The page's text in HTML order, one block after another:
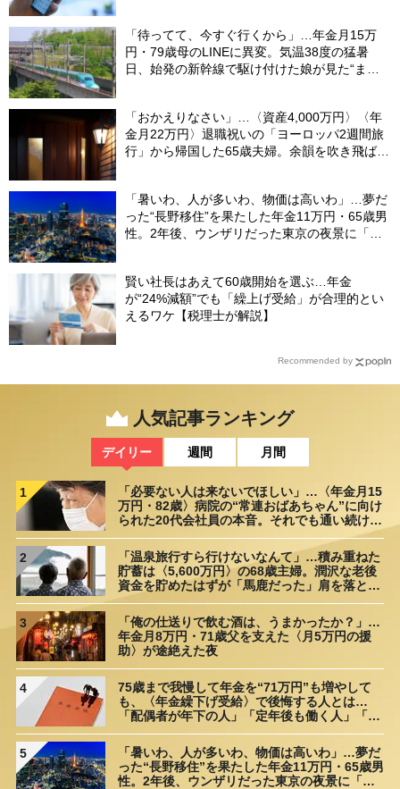
「待ってて、今すぐ行くから」…年金月15万
円・79歳母のLINEに異変。気温38度の猛暑
日、始発の新幹線で駆け付けた娘が見た“まさ
「おかえりなさい」…〈資産4,000万円〉〈年
金月22万円〉退職祝いの「ヨーロッパ2週間旅
行」から帰国した65歳夫婦。余韻を吹き飛ばし
「暑いわ、人が多いわ、物価は高いわ」…夢だ
った“長野移住”を果たした年金11万円・65歳男
性。2年後、ウンザリだった東京の夜景に「癒
賢い社長はあえて60歳開始を選ぶ…年金
が“24%減額”でも「繰上げ受給」が合理的とい
えるワケ【税理士が解説】
Recommended by
人気記事ランキング
デイリー 週間 月間
1
「必要ない人は来ないでほしい」…〈年金月15
万円・82歳〉病院の“常連おばあちゃん”に向け
られた20代会社員の本音。それでも通い続ける
2
「温泉旅行すら行けないなんて」…積み重ねた
貯蓄は〈5,600万円〉の68歳主婦。潤沢な老後
資金を貯めたはずが「馬鹿だった」肩を落とす
3
「俺の仕送りで飲む酒は、うまかったか？」…
年金月8万円・71歳父を支えた〈月5万円の援
助〉が途絶えた夜
4
75歳まで我慢して年金を“71万円”も増やして
も、〈年金繰下げ受給〉で後悔する人とは…
「配偶者が年下の人」「定年後も働く人」「特
5
「暑いわ、人が多いわ、物価は高いわ」…夢だ
った“長野移住”を果たした年金11万円・65歳男
性。2年後、ウンザリだった東京の夜景に「癒